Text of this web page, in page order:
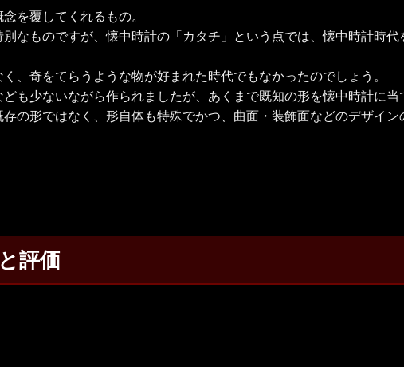
を覆してくれるもの。
なものですが、懐中時計の「カタチ」という点では、懐中時計時
、奇をてらうような物が好まれた時代でもなかったのでしょう。
も少ないながら作られましたが、あくまで既知の形を懐中時計に当
の形ではなく、形自体も特殊でかつ、曲面・装飾面などのデザイ
評価